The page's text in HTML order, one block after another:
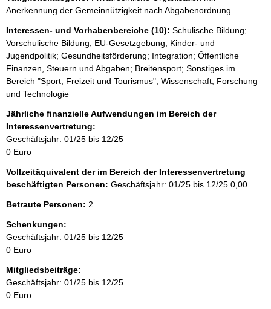
Anerkennung der Gemeinnützigkeit nach Abgabenordnung
Interessen- und Vorhabenbereiche (10): Schulische Bildung;
Vorschulische Bildung; EU-Gesetzgebung; Kinder- und
Jugendpolitik; Gesundheitsförderung; Integration; Öffentliche
Finanzen, Steuern und Abgaben; Breitensport; Sonstiges im
Bereich "Sport, Freizeit und Tourismus"; Wissenschaft, Forschung
und Technologie
Jährliche finanzielle Aufwendungen im Bereich der
Interessenvertretung:
Geschäftsjahr: 01/25 bis 12/25
0 Euro
Vollzeitäquivalent der im Bereich der Interessenvertretung
beschäftigten Personen: Geschäftsjahr: 01/25 bis 12/25 0,00
Betraute Personen: 2
Schenkungen:
Geschäftsjahr: 01/25 bis 12/25
0 Euro
Mitgliedsbeiträge:
Geschäftsjahr: 01/25 bis 12/25
0 Euro